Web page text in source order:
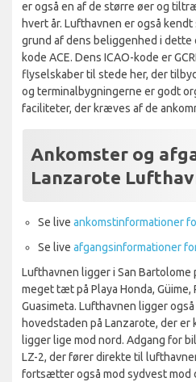
er også en af de større øer og
hvert år. Lufthavnen er også
grund af dens beliggenhed i
kode ACE. Dens ICAO-kode er
flyselskaber til stede her, der
og terminalbygningerne er godt
faciliteter, der kræves af de
Ankomster og
Lanzarote
Se live ankomstinformationer
Se live afgangsinformationer
Lufthavnen ligger i San
meget tæt på Playa Honda, Güime,
Guasimeta. Lufthavnen ligger
hovedstaden på Lanzarote, der er
ligger lige mod nord. Adgang for
LZ-2, der fører direkte til
fortsætter også mod sydvest mod